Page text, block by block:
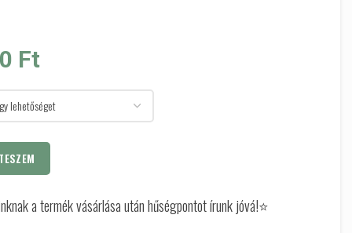
Ft
a termék vásárlása után hűségpontot írunk jóvá!⭐